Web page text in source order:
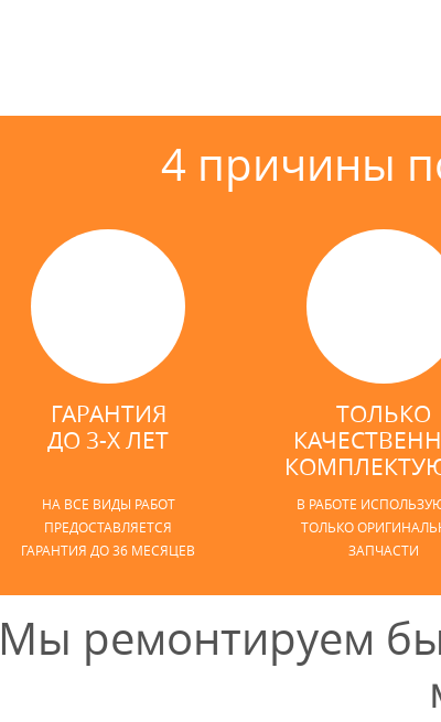
4 причины
ГАРАНТИЯ
ДО 3-Х ЛЕТ
НА ВСЕ ВИДЫ РАБОТ
ПРЕДОСТАВЛЯЕТСЯ
ГАРАНТИЯ ДО 36 МЕСЯЦЕВ
ТОЛЬКО
В РАБОТЕ
ТОЛЬКО
ЗАПЧАСТИ
Мы ремонтируем